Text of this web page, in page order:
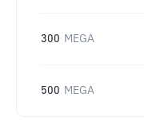
300 MEGA
500 MEGA